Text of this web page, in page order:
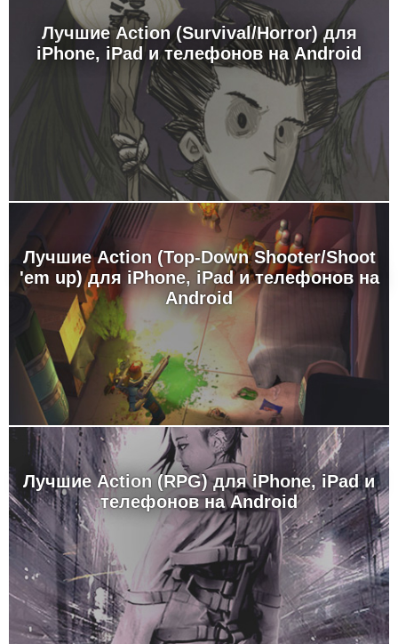
Лучшие Action (Survival/Horror) для
iPhone, iPad и телефонов на Android
Лучшие Action (Top-Down Shooter/Shoot
'em up) для iPhone, iPad и телефонов на
Android
Лучшие Action (RPG) для iPhone, iPad и
телефонов на Android